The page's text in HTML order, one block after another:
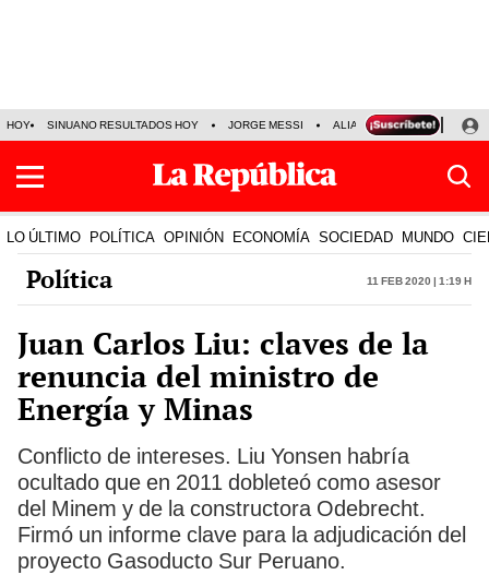
HOY SINUANO RESULTADOS HOY JORGE MESSI ALIANZA LIMA VS SPORT
LO ÚLTIMO POLÍTICA OPINIÓN ECONOMÍA SOCIEDAD MUNDO
Política 11 Feb 2020 | 1:19 h
Juan Carlos Liu: claves de la
renuncia del ministro de
Energía y Minas
Conflicto de intereses. Liu Yonsen habría
ocultado que en 2011 dobleteó como asesor
del Minem y de la constructora Odebrecht.
Firmó un informe clave para la adjudicación del
proyecto Gasoducto Sur Peruano.